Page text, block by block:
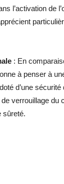
l’activation de
: En
à penser à
d’une
verrouillage du
sûreté.